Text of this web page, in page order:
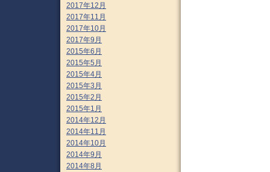
2017年12月
2017年11月
2017年10月
2017年9月
2015年6月
2015年5月
2015年4月
2015年3月
2015年2月
2015年1月
2014年12月
2014年11月
2014年10月
2014年9月
2014年8月